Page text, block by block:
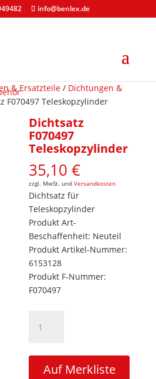
info@benlex.de
& Ersatzteile/ Dichtungen &
F070497 Teleskopzylinder
Dichtsatz
F070497
Teleskopzylinder
35,10€
zzgl. MwSt. undVersandkosten
Dichtsatz für
Teleskopzylinder
Produkt Art-
Beschaffenheit: Neuteil
Produkt Artikel-Nummer:
6153128
Produkt F-Nummer:
F070497
F070497
Menge
Auf Merkliste